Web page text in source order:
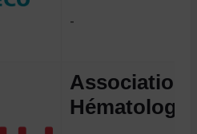
-
Association
Hématologie